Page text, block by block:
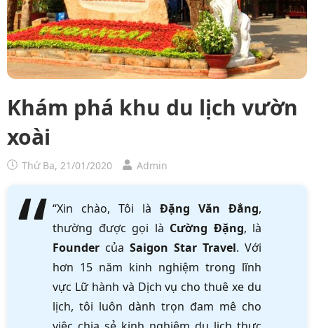
Khám phá khu du lịch vườn
xoài
Thứ Ba, 21/01/2020 Admin
“Xin chào, Tôi là Đặng Văn Đẳng,
thường được gọi là Cường Đặng, là
Founder của Saigon Star Travel. Với
hơn 15 năm kinh nghiệm trong lĩnh
vực Lữ hành và Dịch vụ cho thuê xe du
lịch, tôi luôn dành trọn đam mê cho